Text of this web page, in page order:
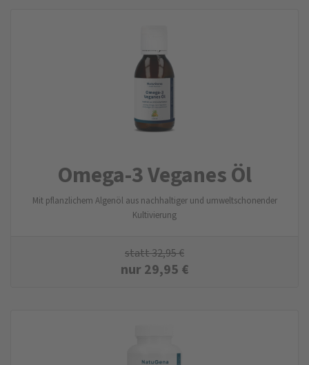
Omega-3 Veganes Öl
Mit pflanzlichem Algenöl aus nachhaltiger und umweltschonender
Kultivierung
statt32,95€
nur29,95 €